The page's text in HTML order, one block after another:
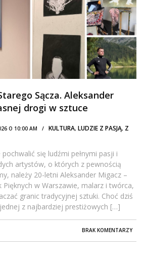
Sącza. Aleksander
drogi w sztuce
O 10:00 AM / KULTURA, LUDZIE Z PASJĄ, Z
się ludźmi pełnymi pasji i
artystów, o których z pewnością
należy 20-letni Aleksander Migacz –
Pięknych w Warszawie, malarz i twórca,
granic tradycyjnej sztuki. Choć dziś
z najbardziej prestiżowych […]
BRAK KOMENTARZY